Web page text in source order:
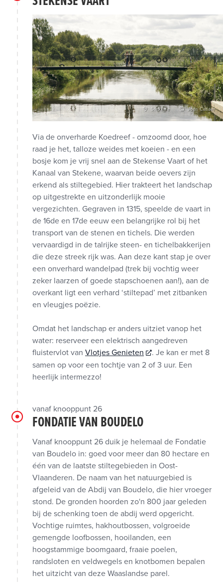
Stekene Joris Casaer
Via de onverharde Koedreef - omzoomd door, hoe
raad je het, talloze weides met koeien - en een
bosje kom je vrij snel aan de Stekense Vaart of het
Kanaal van Stekene, waarvan beide oevers zijn
erkend als stiltegebied. Hier trakteert het landschap
op uitgestrekte en uitzonderlijk mooie
vergezichten. Gegraven in 1315, speelde de vaart in
de 16de en 17de eeuw een belangrijke rol bij het
transport van de stenen en tichels. Die werden
vervaardigd in de talrijke steen- en tichelbakkerijen
die deze streek rijk was. Aan deze kant stap je over
een onverhard wandelpad (trek bij vochtig weer
zeker laarzen of goede stapschoenen aan!), aan de
overkant ligt een verhard ‘stiltepad’ met zitbanken
en vleugjes poëzie.
Omdat het landschap er anders uitziet vanop het
water: reserveer een elektrisch aangedreven
fluistervlot van Vlotjes Genieten
. Je kan er met 8
samen op voor een tochtje van 2 of 3 uur. Een
heerlijk intermezzo!
vanaf knooppunt 26
FONDATIE VAN BOUDELO
Vanaf knooppunt 26 duik je helemaal de Fondatie
van Boudelo in: goed voor meer dan 80 hectare en
één van de laatste stiltegebieden in Oost-
Vlaanderen. De naam van het natuurgebied is
afgeleid van de Abdij van Boudelo, die hier vroeger
stond. De gronden hoorden zo'n 800 jaar geleden
bij de schenking toen de abdij werd opgericht.
Vochtige ruimtes, hakhoutbossen, volgroeide
gemengde loofbossen, hooilanden, een
hoogstammige boomgaard, fraaie poelen,
randsloten en veldwegels en knotbomen bepalen
het uitzicht van deze Waaslandse parel.